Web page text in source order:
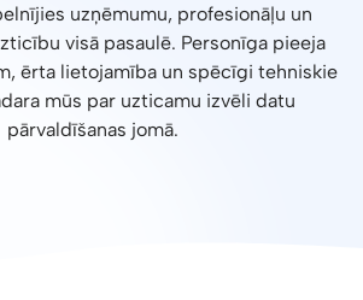
uzņēmumu, profesionāļu un
visā pasaulē. Personīga pieeja
ērta lietojamība un spēcīgi tehniskie
mūs par uzticamu izvēli datu
pārvaldīšanas jomā.